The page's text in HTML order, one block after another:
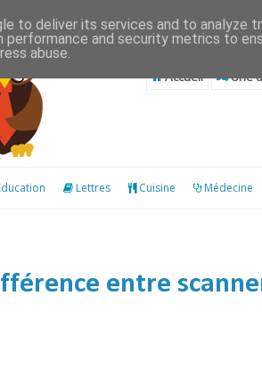
Accueil Une
Lettres Cuisine Médecine
entre
to deliver its services and to analyze
performance and security metrics to
abuse.